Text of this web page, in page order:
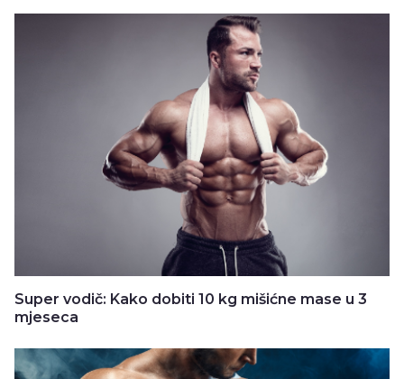
Super vodič: Kako dobiti 10 kg mišićne mase u 3
mjeseca